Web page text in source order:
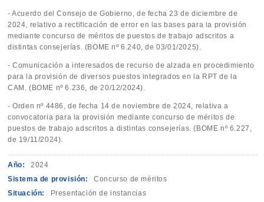
- Acuerdo del Consejo de Gobierno, de fecha 23 de diciembre de
2024, relativo a rectificación de error en las bases para la provisión
mediante concurso de méritos de puestos de trabajo adscritos a
distintas consejerías. (BOME nº 6.240, de 03/01/2025).
- Comunicación a interesados de recurso de alzada en procedimiento
para la provisión de diversos puestos integrados en la RPT de la
CAM. (BOME nº 6.236, de 20/12/2024).
- Orden nº 4486, de fecha 14 de noviembre de 2024, relativa a
convocatoria para la provisión mediante concurso de méritos de
puestos de trabajo adscritos a distintas consejerías. (BOME nº 6.227,
de 19/11/2024).
Año:
2024
Sistema de provisión:
Concurso de méritos
Situación:
Presentación de instancias